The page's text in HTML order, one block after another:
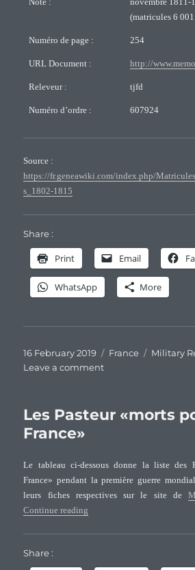
(matricules 6
Numéro de page : 254
URL Document : http://
Releveur : tjfd
Numéro d’ordre : 607924
Source :
https://fr.geneawiki.com/index.php/
s_1802-1815
Share :
Print Email
WhatsApp More
Posted
on
16 February 2019 Categories
France Tags
Military
Leave a commenton
impliquées
napoléoniennes
Les Pasteur «morts
France»
Le tableau ci-dessous donne la liste des
France» pendant la première guerre
leurs fiches respectives sur le site de
Continue reading
Share :